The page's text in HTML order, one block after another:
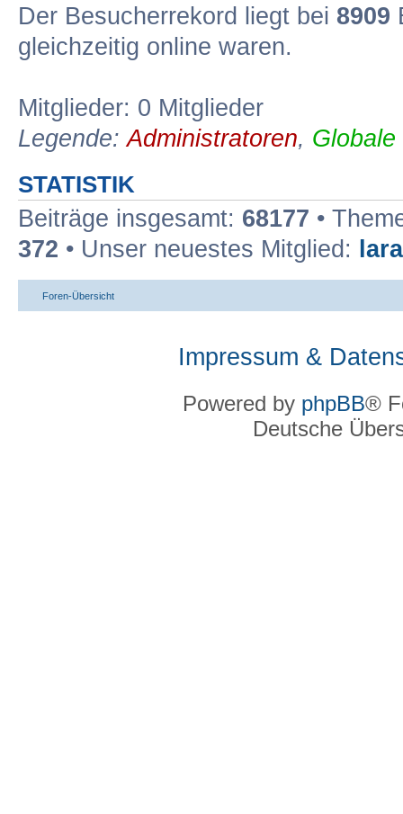
Der Besucherrekord liegt bei 8909
gleichzeitig online waren.
Mitglieder: 0 Mitglieder
Legende:Administratoren,
STATISTIK
Beiträge insgesamt: 68177 •
372 • Unser neuestes Mitglied:
Foren-Übersicht
Impressum &
Powered by phpBB®
Deutsche